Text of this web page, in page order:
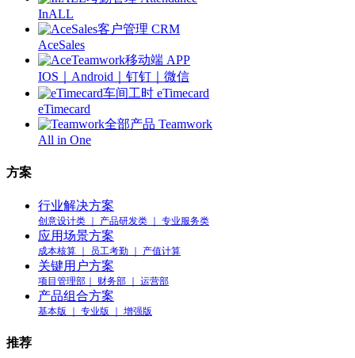
InALL
客户管理 CRM
AceSales
移动端 APP
IOS｜Android｜钉钉｜微信
车间工时 eTimecard
eTimecard
全部产品 Teamwork
All in One
方案
行业解决方案
创意设计类 ｜ 产品研发类 ｜ 专业服务类
应用场景方案
成本核算 ｜ 员工考勤 ｜ 产值计算
关键用户方案
项目管理部｜ 财务部 ｜ 运营部
产品组合方案
基本版 ｜ 专业版 ｜ 增强版
推荐